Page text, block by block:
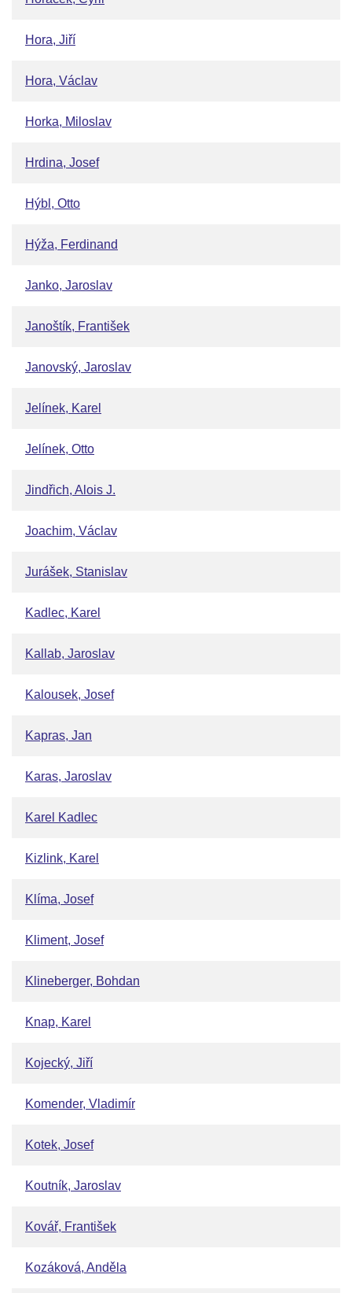
Hora, Jiří
Hora, Václav
Horka, Miloslav
Hrdina, Josef
Hýbl, Otto
Hýža, Ferdinand
Janko, Jaroslav
Janoštík, František
Janovský, Jaroslav
Jelínek, Karel
Jelínek, Otto
Jindřich, Alois J.
Joachim, Václav
Jurášek, Stanislav
Kadlec, Karel
Kallab, Jaroslav
Kalousek, Josef
Kapras, Jan
Karas, Jaroslav
Karel Kadlec
Kizlink, Karel
Klíma, Josef
Kliment, Josef
Klineberger, Bohdan
Knap, Karel
Kojecký, Jiří
Komender, Vladimír
Kotek, Josef
Koutník, Jaroslav
Kovář, František
Kozáková, Anděla